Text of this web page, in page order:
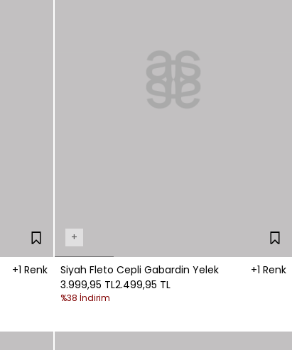
+1 Renk
+
Siyah Fleto Cepli Gabardin Yelek
+1 Renk
3.999,95 TL2.499,95 TL
%38 İndirim